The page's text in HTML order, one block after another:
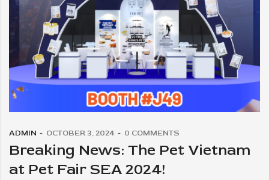
ADMIN OCTOBER 3, 2024 0 COMMENTS
Breaking News: The Pet Vietnam
at Pet Fair SEA 2024!